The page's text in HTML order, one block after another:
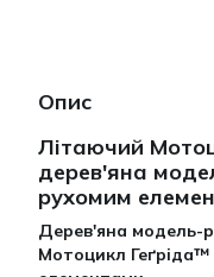
Опис
Літаючий
дерев'яна
рухомим
Дерев'яна модель-
Мотоцикл Геґріда™